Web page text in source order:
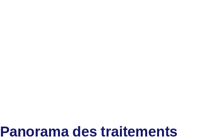
Panorama des traitements